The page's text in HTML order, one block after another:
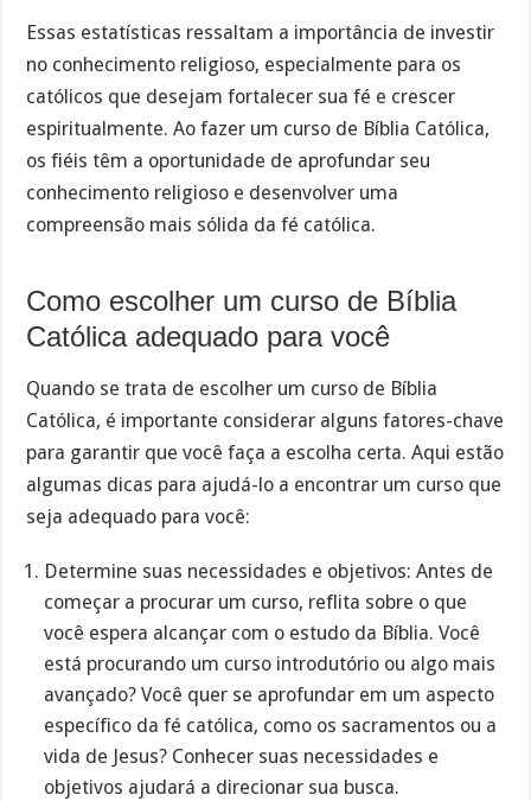
Essas estatísticas ressaltam a importância de investir
no conhecimento religioso, especialmente para os
católicos que desejam fortalecer sua fé e crescer
espiritualmente. Ao fazer um curso de Bíblia Católica,
os fiéis têm a oportunidade de aprofundar seu
conhecimento religioso e desenvolver uma
compreensão mais sólida da fé católica.
Como escolher um curso de Bíblia
Católica adequado para você
Quando se trata de escolher um curso de Bíblia
Católica, é importante considerar alguns fatores-chave
para garantir que você faça a escolha certa. Aqui estão
algumas dicas para ajudá-lo a encontrar um curso que
seja adequado para você:
Determine suas necessidades e objetivos: Antes de
começar a procurar um curso, reflita sobre o que
você espera alcançar com o estudo da Bíblia. Você
está procurando um curso introdutório ou algo mais
avançado? Você quer se aprofundar em um aspecto
específico da fé católica, como os sacramentos ou a
vida de Jesus? Conhecer suas necessidades e
objetivos ajudará a direcionar sua busca.